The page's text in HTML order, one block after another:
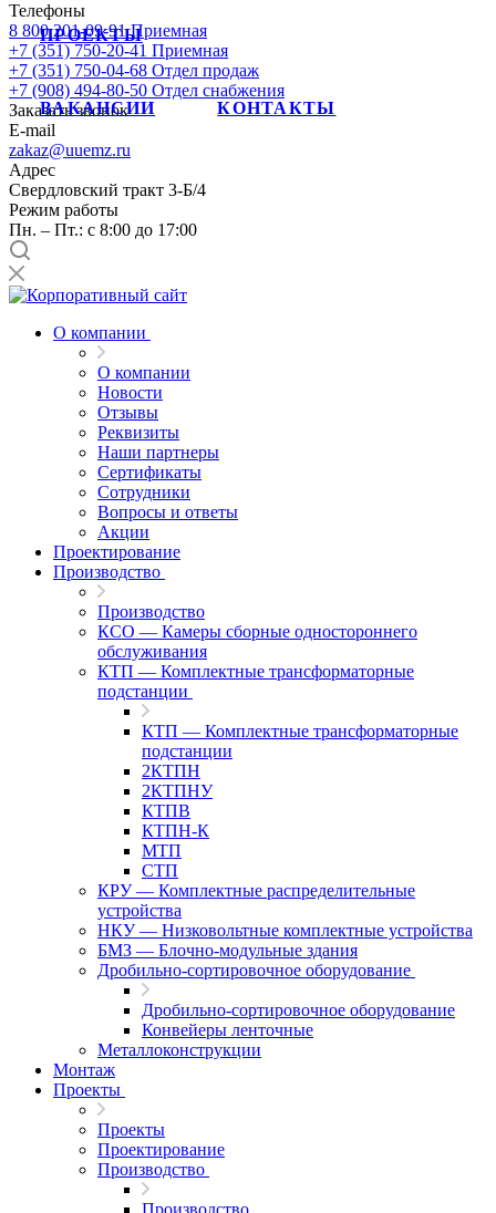
ПРОЕКТЫ
ВАКАНСИИ КОНТАКТЫ
Телефоны
8 800 201-09-91 Приемная
+7 (351) 750-20-41 Приемная
+7 (351) 750-04-68 Отдел продаж
+7 (908) 494-80-50 Отдел снабжения
Заказать звонок
E-mail
zakaz@uuemz.ru
Адрес
Свердловский тракт 3-Б/4
Режим работы
Пн. – Пт.: с 8:00 до 17:00
О компании
О компании
Новости
Отзывы
Реквизиты
Наши партнеры
Сертификаты
Сотрудники
Вопросы и ответы
Акции
Проектирование
Производство
Производство
КСО — Камеры сборные одностороннего
обслуживания
КТП — Комплектные трансформаторные
подстанции
КТП — Комплектные трансформаторные
подстанции
2КТПН
2КТПНУ
КТПВ
КТПН-К
МТП
СТП
КРУ — Комплектные распределительные
устройства
НКУ — Низковольтные комплектные устройства
БМЗ — Блочно-модульные здания
Дробильно-сортировочное оборудование
Дробильно-сортировочное оборудование
Конвейеры ленточные
Металлоконструкции
Монтаж
Проекты
Проекты
Проектирование
Производство
Производство